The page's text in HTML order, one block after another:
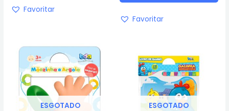
Favoritar
Favoritar
ESGOTADO ESGOTADO